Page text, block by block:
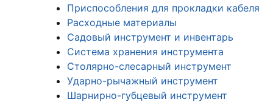
Приспособления для прокладки кабеля
Расходные материалы
Садовый инструмент и инвентарь
Система хранения инструмента
Столярно-слесарный инструмент
Ударно-рычажный инструмент
Шарнирно-губцевый инструмент